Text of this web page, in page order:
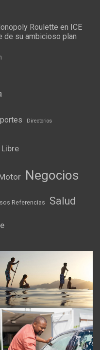
Roulette en ICE
de su ambicioso plan
Directorios
Negocios
Referencias Salud